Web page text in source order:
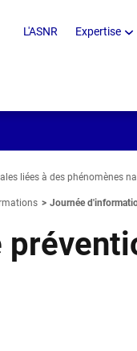
L'ASNR Expertise
liées à des phénomènes
Journée